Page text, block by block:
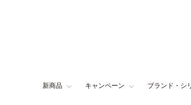
新商品 キャンペーン ブランド・シ